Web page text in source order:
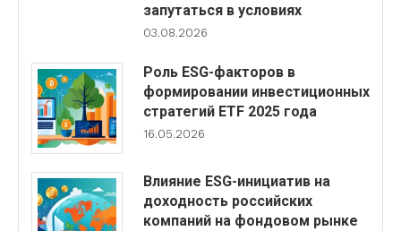
запутаться в условиях
03.08.2026
Роль ESG-факторов в
формировании инвестиционных
стратегий ETF 2025 года
16.05.2026
Влияние ESG-инициатив на
доходность российских
компаний на фондовом рынке